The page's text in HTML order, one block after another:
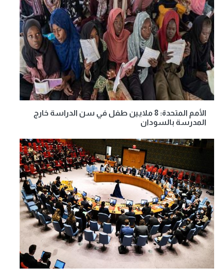
الأمم المتحدة: 8 ملايين طفل في سن الدراسة خارج
المدرسة بالسودان